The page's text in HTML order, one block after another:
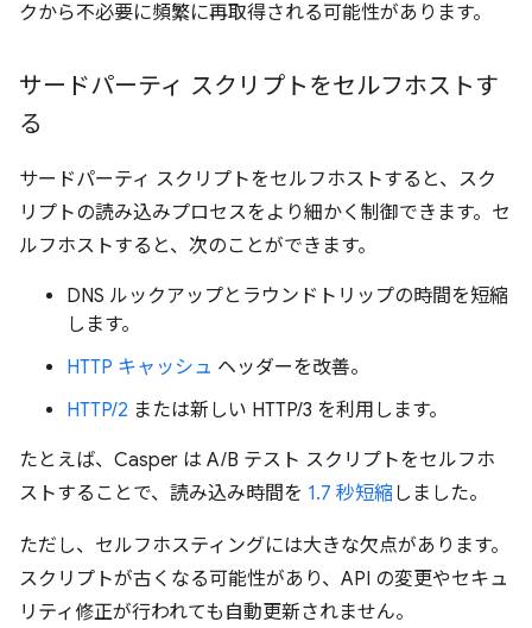
クから不必要に頻繁に再取得される可能性があります。
サードパーティ スクリプトをセルフホストす
る
サードパーティ スクリプトをセルフホストすると、スク
リプトの読み込みプロセスをより細かく制御できます。セ
ルフホストすると、次のことができます。
DNS ルックアップとラウンドトリップの時間を短縮
します。
HTTP キャッシュ ヘッダーを改善。
HTTP/2 または新しい HTTP/3 を利用します。
たとえば、Casper は A/B テスト スクリプトをセルフホ
ストすることで、読み込み時間を 1.7 秒短縮 しました。
ただし、セルフホスティングには大きな欠点があります。
スクリプトが古くなる可能性があり、API の変更やセキュ
リティ修正が行われても自動更新されません。